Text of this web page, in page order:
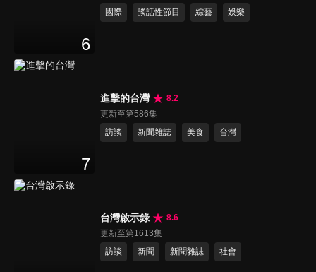
6
國際
談話性節目 綜藝 娛樂
7
進擊的台灣
8.2
更新至第586集
訪談
新聞雜誌 美食 台灣
台灣啟示錄
8.6
更新至第1613集
訪談
新聞 新聞雜誌 社會